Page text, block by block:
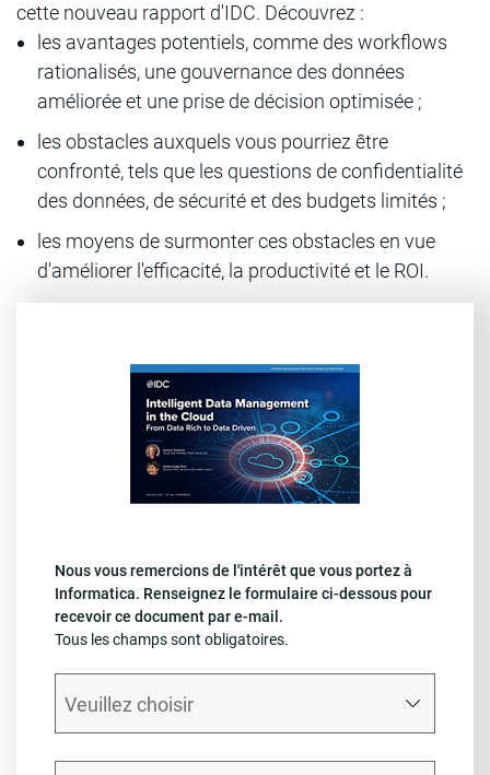
cette nouveau rapport d'IDC. Découvrez :
les avantages potentiels, comme des workflows
rationalisés, une gouvernance des données
améliorée et une prise de décision optimisée ;
les obstacles auxquels vous pourriez être
confronté, tels que les questions de confidentialité
des données, de sécurité et des budgets limités ;
les moyens de surmonter ces obstacles en vue
d'améliorer l'efficacité, la productivité et le ROI.
Nous vous remercions de l'intérêt que vous portez à
Informatica. Renseignez le formulaire ci-dessous pour
recevoir ce document par e-mail.
Tous les champs sont obligatoires.